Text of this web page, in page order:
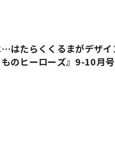
はたらくくるまがデザイ
のヒーローズ』9-10月